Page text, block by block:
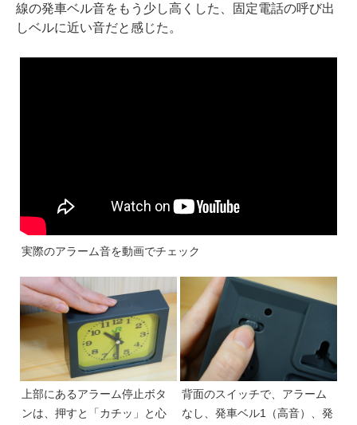
線の発車ベル音をもう少し高くした、固定電話の呼び出
しベルに近い音だと感じた。
実際のアラーム音を動画でチェック
上部にあるアラーム停止ボタ
ンは、押すと「カチッ」と心
背面のスイッチで、アラーム
なし、発車ベル1（高音）、発